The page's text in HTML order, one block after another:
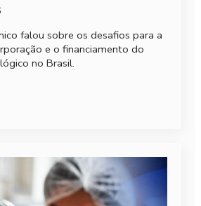
falou sobre os desafios para a
e o financiamento do
no Brasil.